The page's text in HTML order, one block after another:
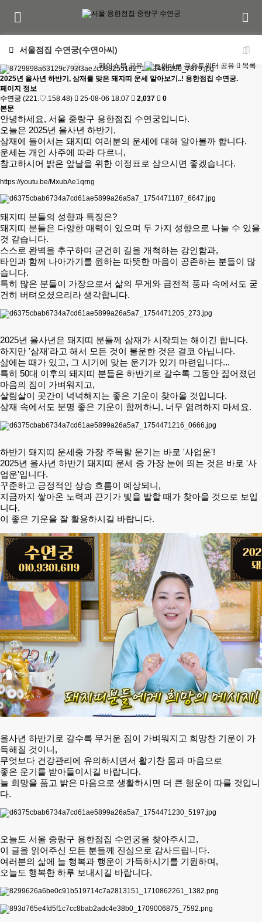
서울점집 수연궁(수연아씨)
페이스북 공유 트위터 공유
목록
2025년 을사년 하반기, 삼재를 맞은 돼지띠 운세 알아보기..! 용한점집 수연궁.
페이지 정보
수연궁 (221.♡.158.48) 25-08-06 18:07 2,037
0
본문
안녕하세요, 서울 중랑구 용한점집 수연궁입니다.
오늘은 2025년 을사년 하반기,
삼재에 들어서는 돼지띠 여러분의 운세에 대해 알아볼까 합니다.
운세는 개인 사주에 따라 다르니,
참고하시어 밝은 앞날을 위한 이정표로 삼으시면 좋겠습니다.
https://youtu.be/MxubAe1qrng
돼지띠 분들의 성향과 특징은?
돼지띠 분들은 다양한 매력이 있으며 두 가지 성향으로 나눌 수 있을
것 같습니다.
스스로 완벽을 추구하며 굳건히 길을 개척하는 강인함과,
타인과 함께 나아가기를 원하는 따뜻한 마음이 공존하는 분들이 많
습니다.
특히 많은 분들이 가장으로서 삶의 무게와 금전적 풍파 속에서도 굳
건히 버텨오셨으리라 생각합니다.
2025년 을사년은 돼지띠 분들께 삼재가 시작되는 해이긴 합니다.
하지만 '삼재'라고 해서 모든 것이 불운한 것은 결코 아닙니다.
삶에는 때가 있고, 그 시기에 맞는 운기가 있기 마련입니다...
특히 50대 이후의 돼지띠 분들은 하반기로 갈수록 그동안 짊어졌던
마음의 짐이 가벼워지고,
살림살이 곳간이 넉넉해지는 좋은 기운이 찾아올 것입니다.
삼재 속에서도 분명 좋은 기운이 함께하니, 너무 염려하지 마세요.
하반기 돼지띠 운세중 가장 주목할 운기는 바로 '사업운'!
2025년 을사년 하반기 돼지띠 운세 중 가장 눈에 띄는 것은 바로 '사
업운'입니다.
꾸준하고 긍정적인 상승 흐름이 예상되니,
지금까지 쌓아온 노력과 끈기가 빛을 발할 때가 찾아올 것으로 보입
니다.
이 좋은 기운을 잘 활용하시길 바랍니다.
을사년 하반기로 갈수록 무거운 짐이 가벼워지고 희망찬 기운이 가
득해질 것이니,
무엇보다 건강관리에 유의하시면서 활기찬 몸과 마음으로
좋은 운기를 받아들이시길 바랍니다.
늘 희망을 품고 밝은 마음으로 생활하시면 더 큰 행운이 따를 것입니
다.
오늘도 서울 중랑구 용한점집 수연궁을 찾아주시고,
이 글을 읽어주신 모든 분들께 진심으로 감사드립니다.
여러분의 삶에 늘 행복과 행운이 가득하시기를 기원하며,
오늘도 행복한 하루 보내시길 바랍니다.